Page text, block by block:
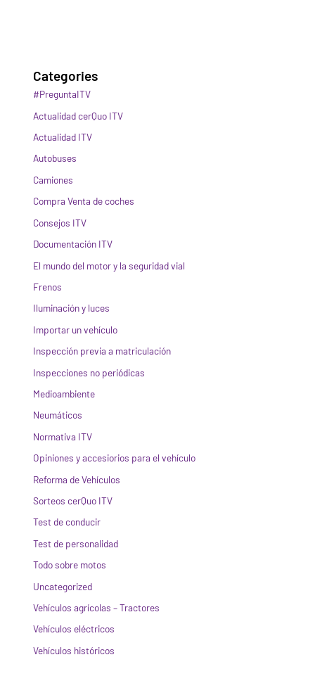
Categories
#PreguntaITV
Actualidad cerQuo ITV
Actualidad ITV
Autobuses
Camiones
Compra Venta de coches
Consejos ITV
Documentación ITV
El mundo del motor y la seguridad vial
Frenos
Iluminación y luces
Importar un vehículo
Inspección previa a matriculación
Inspecciones no periódicas
Medioambiente
Neumáticos
Normativa ITV
Opiniones y accesiorios para el vehículo
Reforma de Vehículos
Sorteos cerQuo ITV
Test de conducir
Test de personalidad
Todo sobre motos
Uncategorized
Vehículos agrícolas – Tractores
Vehículos eléctricos
Vehículos históricos